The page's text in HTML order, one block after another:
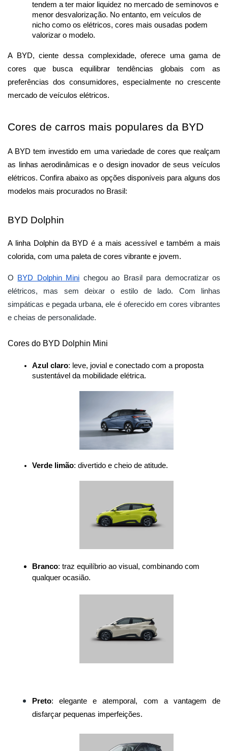
tendem a ter maior liquidez no mercado de seminovos e
menor desvalorização. No entanto, em veículos de
nicho como os elétricos, cores mais ousadas podem
valorizar o modelo.
A BYD, ciente dessa complexidade, oferece uma gama de
cores que busca equilibrar tendências globais com as
preferências dos consumidores, especialmente no crescente
mercado de veículos elétricos.
Cores de carros mais populares da BYD
A BYD tem investido em uma variedade de cores que realçam
as linhas aerodinâmicas e o design inovador de seus veículos
elétricos. Confira abaixo as opções disponíveis para alguns dos
modelos mais procurados no Brasil:
BYD Dolphin
A linha Dolphin da BYD é a mais acessível e também a mais
colorida, com uma paleta de cores vibrante e jovem.
O BYD Dolphin Mini chegou ao Brasil para democratizar os
elétricos, mas sem deixar o estilo de lado. Com linhas
simpáticas e pegada urbana, ele é oferecido em cores vibrantes
e cheias de personalidade.
Cores do BYD Dolphin Mini
Azul claro: leve, jovial e conectado com a proposta
sustentável da mobilidade elétrica.
Verde limão: divertido e cheio de atitude.
Branco: traz equilíbrio ao visual, combinando com
qualquer ocasião.
Preto: elegante e atemporal, com a vantagem de
disfarçar pequenas imperfeições.